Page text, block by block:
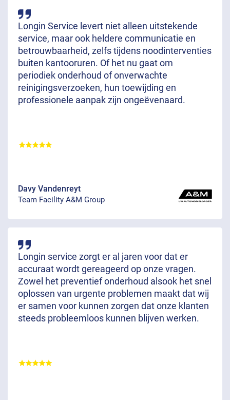
Longin Service levert niet alleen uitstekende
service, maar ook heldere communicatie en
betrouwbaarheid, zelfs tijdens noodinterventies
buiten kantooruren. Of het nu gaat om
periodiek onderhoud of onverwachte
reinigingsverzoeken, hun toewijding en
professionele aanpak zijn ongeëvenaard.
Davy Vandenreyt
Team Facility A&M Group
Longin service zorgt er al jaren voor dat er
accuraat wordt gereageerd op onze vragen.
Zowel het preventief onderhoud alsook het snel
oplossen van urgente problemen maakt dat wij
er samen voor kunnen zorgen dat onze klanten
steeds probleemloos kunnen blijven werken.